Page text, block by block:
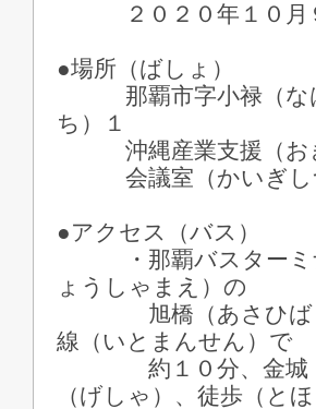
２０２０年１０月９
●場所（ばしょ）
那覇市字小禄（なは
ち）１
沖縄産業支援（おき
会議室（かいぎしつ
●アクセス（バス）
・那覇バスターミナ
ょうしゃまえ）の
旭橋（あさひばし
線（いとまんせん）で
約１０分、金城（
（げしゃ）、徒歩（と